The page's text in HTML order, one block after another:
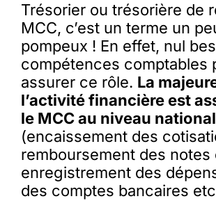
Nous soutenir
La revue
Trésorier ou trésorière de
MCC, c’est un terme un
pompeux ! En effet, nul
compétences comptables
assurer ce rôle. La
l’activité financière est
le MCC au niveau national
(encaissement des
remboursement des notes
enregistrement des
des comptes bancaires